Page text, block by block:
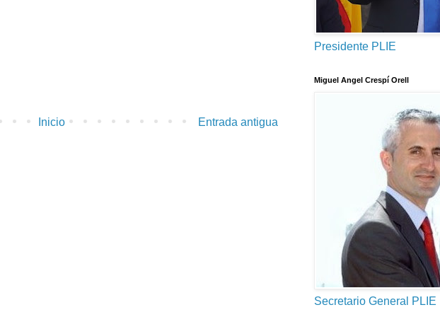
Entrada antigua
Inicio
Presidente PLIE
Miguel Angel Crespí Orell
Secretario General PLIE